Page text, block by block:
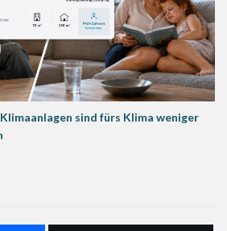
sind fürs Klima weniger